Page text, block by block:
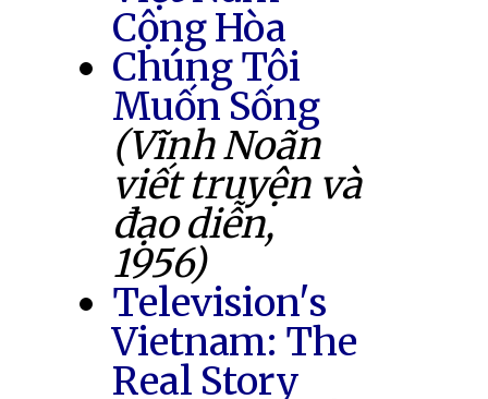
Cộng Hòa
Chúng Tôi
Muốn Sống
(Vĩnh Noãn
viết truyện và
đạo diễn,
1956)
Television's
Vietnam: The
Real Story